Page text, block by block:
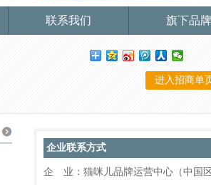
联系我们 旗下品牌
进入招商单
企业联系方式
企 业： 猫咪儿品牌运营中心（中国区